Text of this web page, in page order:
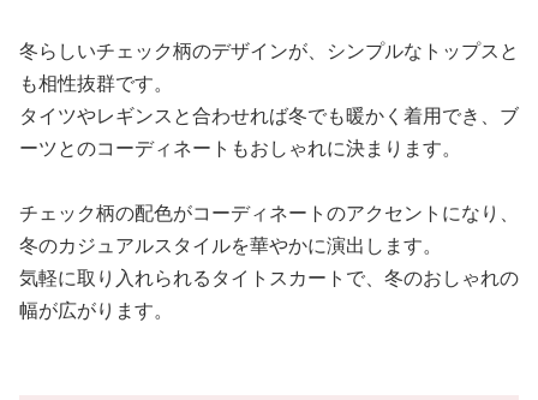
冬らしいチェック柄のデザインが、シンプルなトップスと
も相性抜群です。
タイツやレギンスと合わせれば冬でも暖かく着用でき、ブ
ーツとのコーディネートもおしゃれに決まります。
チェック柄の配色がコーディネートのアクセントになり、
冬のカジュアルスタイルを華やかに演出します。
気軽に取り入れられるタイトスカートで、冬のおしゃれの
幅が広がります。